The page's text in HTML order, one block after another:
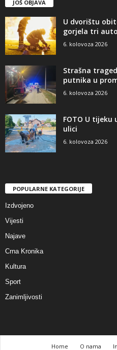
JOŠ OBJAVA
U dvorištu
gorjela tri
6. kolovoza 2026
Strašna
putnika u
6. kolovoza 2026
FOTO U tijeku
ulici
6. kolovoza 2026
POPULARNE KATEGORIJE
Izdvojeno
Vijesti
Najave
Crna Kronika
Kultura
Sport
Zanimljivosti
Home O nama